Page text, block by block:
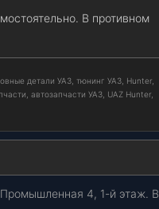
В противном
детали УАЗ, тюнинг УАЗ, Hunter,
автозапчасти УАЗ, UAZ Hunter,
Промышленная 4, 1-й этаж. В